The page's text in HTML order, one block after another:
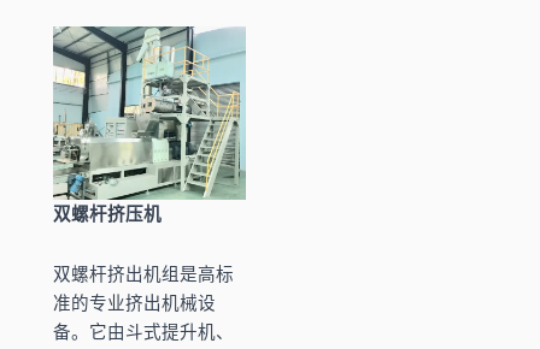
双螺杆挤压机
双螺杆挤出机组是高标
准的专业挤出机械设
备。它由斗式提升机、